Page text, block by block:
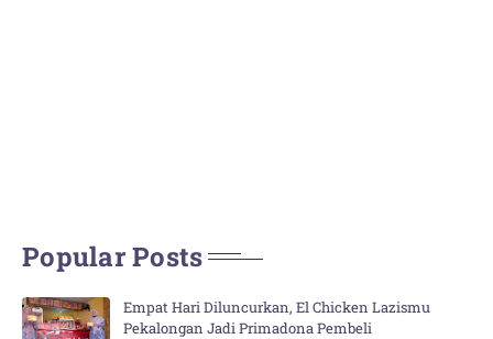
Popular Posts
Empat Hari Diluncurkan, El Chicken Lazismu
Pekalongan Jadi Primadona Pembeli